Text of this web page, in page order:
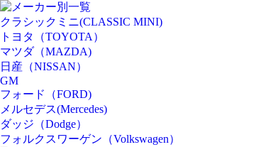
メーカー別一覧
クラシックミニ(CLASSIC MINI)
トヨタ（TOYOTA）
マツダ（MAZDA)
日産（NISSAN）
GM
フォード（FORD)
メルセデス(Mercedes)
ダッジ（Dodge）
フォルクスワーゲン（Volkswagen）